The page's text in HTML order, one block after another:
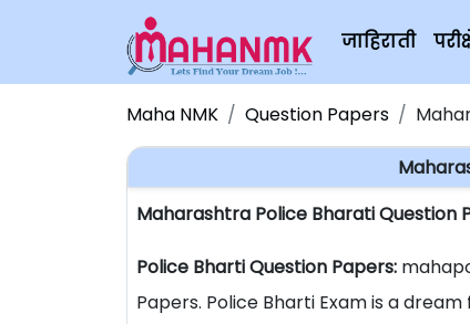
जाहिराती
Maha NMK Question Papers
Maharashtra Police Bharati Question
Police Bharti Question Papers:
Papers. Police Bharti Exam is a